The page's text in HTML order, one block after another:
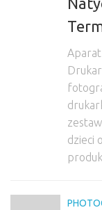
dzieci